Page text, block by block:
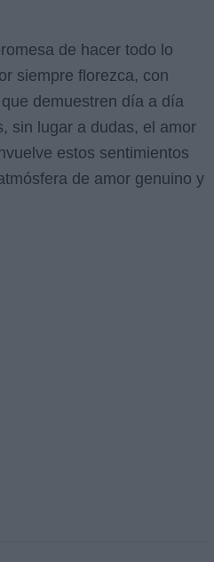
de hacer todo lo
siempre florezca, con
demuestren día a día
sin lugar a dudas, el amor
estos sentimientos
de amor genuino y